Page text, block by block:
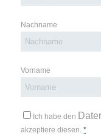
Nachname
Vorname
Ich habe den
akzeptiere diesen. *